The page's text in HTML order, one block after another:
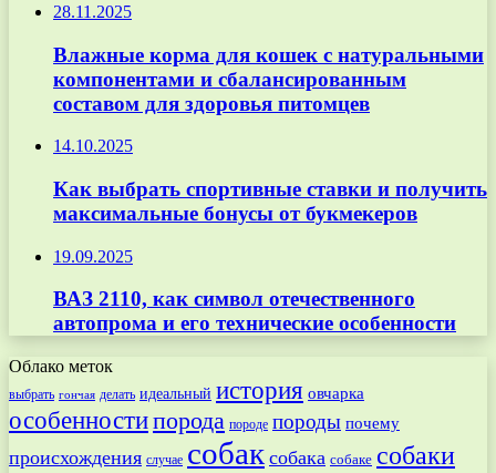
28.11.2025
Влажные корма для кошек с натуральными
компонентами и сбалансированным
составом для здоровья питомцев
14.10.2025
Как выбрать спортивные ставки и получить
максимальные бонусы от букмекеров
19.09.2025
ВАЗ 2110, как символ отечественного
автопрома и его технические особенности
Облако меток
выбрать гончая делать идеальный история овчарка
особенностипорода породе породы почему
происхождения случае собак собака собаке собаки